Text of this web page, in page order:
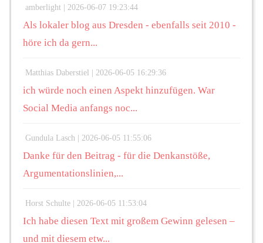
amberlight | 2026-06-07 19:23:44
Als lokaler blog aus Dresden - ebenfalls seit 2010 -
höre ich da gern...
Matthias Daberstiel | 2026-06-05 16:29:36
ich würde noch einen Aspekt hinzufügen. War
Social Media anfangs noc...
Gundula Lasch | 2026-06-05 11:55:06
Danke für den Beitrag - für die Denkanstöße,
Argumentationslinien,...
Horst Schulte | 2026-06-05 11:53:04
Ich habe diesen Text mit großem Gewinn gelesen –
und mit diesem etw...